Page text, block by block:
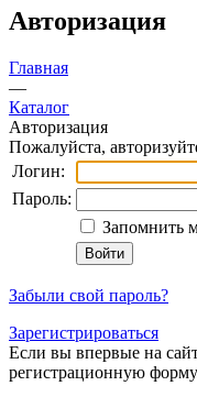
Авторизация
Главная
—
Каталог
Авторизация
Пожалуйста,
Логин:
Пароль:
Запомнить
Забыли свой пароль?
Зарегистрироваться
Если вы впервые на
регистрационную